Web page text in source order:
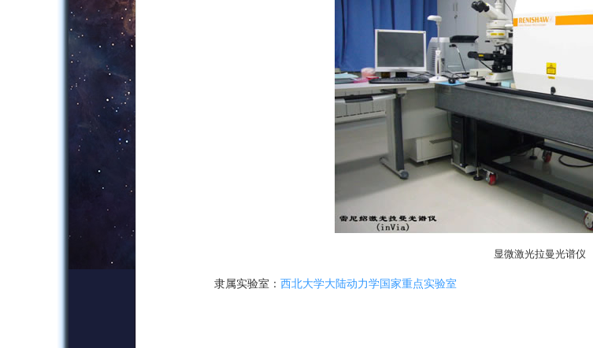
显微激光拉曼光谱仪
隶属实验室： 西北大学大陆动力学国家重点实验室